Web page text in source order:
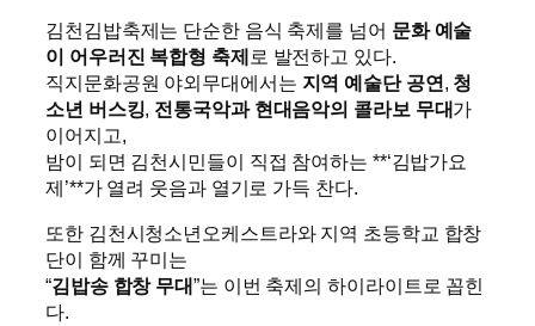
김천김밥축제는 단순한 음식 축제를 넘어 문화 예술
이 어우러진 복합형 축제 로 발전하고 있다.
직지문화공원 야외무대에서는 지역 예술단 공연, 청
소년 버스킹, 전통국악과 현대음악의 콜라보 무대가
이어지고,
밤이 되면 김천시민들이 직접 참여하는 **‘김밥가요
제’**가 열려 웃음과 열기로 가득 찬다.
또한 김천시청소년오케스트라와 지역 초등학교 합창
단이 함께 꾸미는
“김밥송 합창 무대”는 이번 축제의 하이라이트로 꼽힌
다.